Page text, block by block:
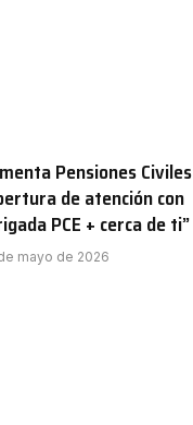
Pensiones Civiles
de atención con
PCE + cerca de ti”
mayo de 2026